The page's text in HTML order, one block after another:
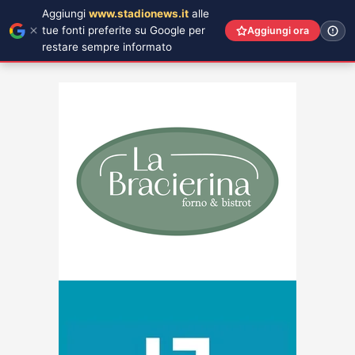
Aggiungi www.stadionews.it alle
tue fonti preferite su Google per
restare sempre informato
Aggiungi ora